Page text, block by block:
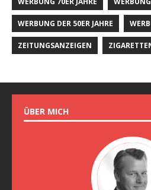
WERBUNG DER 50ER JAHRE
ZEITUNGSANZEIGEN
ÜBER MICH